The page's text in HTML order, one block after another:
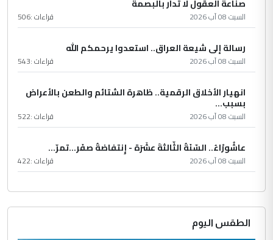
صناعة العقول لا تُدار بالبصمة
السبت 08 آب 2026 قراءات :506
رسالة إلى شيعة العراق.. استعدوا يرحمكم الله
السبت 08 آب 2026 قراءات :543
انهيار الأخلاق الرقمية.. ظاهرة الشتائم والطعن بالأعراض
بسبب...
السبت 08 آب 2026 قراءات :522
عاشُورْاءُ.. السّنَةُ الثّالثةَ عشَرَة - إِنتفاضةُ صفَر…تمرّ...
السبت 08 آب 2026 قراءات :422
الطقس اليوم